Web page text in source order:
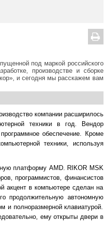
под маркой российского
производстве и сборке
и сегодня мы расскажем вам
компании расширилось
техники в год. Вендор
обеспечение. Кроме
техники, используя
платформу AMD. RIKOR MSK
программистов, финансистов
акцент в компьютере сделан на
продолжительную автономную
и полноразмерной клавиатурой.
ему открыты двери в